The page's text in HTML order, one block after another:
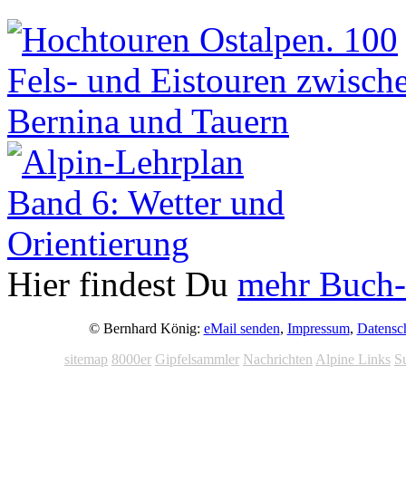
Hier findest Du mehr
© Bernhard König: eMail senden, Impressum,
sitemap 8000er Gipfelsammler Nachrichten Alpine Links